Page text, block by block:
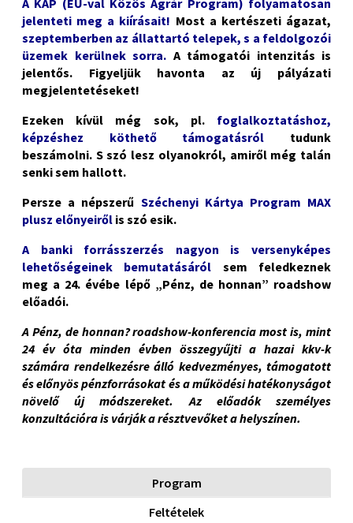
A KAP (EU-val Közös Agrár Program) folyamatosan
jelenteti meg a kiírásait! Most a kertészeti ágazat,
szeptemberben az állattartó telepek, s a feldolgozói
üzemek kerülnek sorra. A támogatói intenzitás is
jelentős. Figyeljük havonta az új pályázati
megjelentetéseket!
Ezeken kívül még sok, pl.
foglalkoztatáshoz,
képzéshez köthető támogatásról
tudunk
beszámolni. S szó lesz olyanokról, amiről még talán
senki sem hallott.
Persze a népszerű Széchenyi Kártya Program MAX
plusz előnyeiről is szó esik.
A banki forrásszerzés nagyon is versenyképes
lehetőségeinek bemutatásáról sem feledkeznek
meg a 24. évébe lépő „Pénz, de honnan” roadshow
előadói.
A Pénz, de honnan? roadshow-konferencia most is, mint
24 év óta minden évben összegyűjti a hazai kkv-k
számára rendelkezésre álló kedvezményes, támogatott
és előnyös pénzforrásokat és a működési hatékonyságot
növelő új módszereket. Az előadók személyes
konzultációra is várják a résztvevőket a helyszínen.
Program
Feltételek